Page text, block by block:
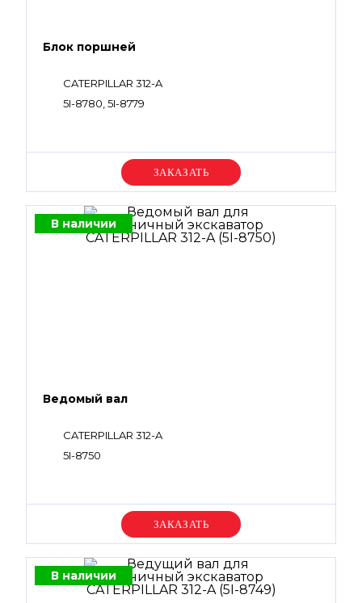
Блок поршней
CATERPILLAR 312-A
5I-8780, 5I-8779
Уточняйте цену
В наличии
Ведомый вал
CATERPILLAR 312-A
5I-8750
Уточняйте цену
В наличии